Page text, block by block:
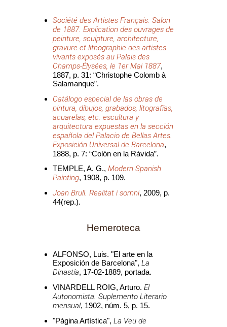
Société des Artistes Français. Salon
de 1887. Explication des ouvrages de
peinture, sculpture, architecture,
gravure et lithographie des artistes
vivants exposés au Palais des
Champs-Élysées, le 1er Mai 1887,
1887, p. 31: “Christophe Colomb à
Salamanque”.
Catálogo especial de las obras de
pintura, dibujos, grabados, litografías,
acuarelas, etc. escultura y
arquitectura expuestas en la sección
española del Palacio de Bellas Artes.
Exposición Universal de Barcelona,
1888, p. 7: “Colón en la Rávida”.
TEMPLE, A. G., Modern Spanish
Painting, 1908, p. 109.
Joan Brull. Realitat i somni, 2009, p.
44(rep.).
Hemeroteca
ALFONSO, Luis. "El arte en la
Exposición de Barcelona", La
Dinastía, 17-02-1889, portada.
VINARDELL ROIG, Arturo. El
Autonomista. Suplemento Literario
mensual, 1902, núm. 5, p. 15.
"Pàgina Artística", La Veu de